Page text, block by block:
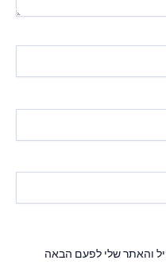
והאתר שלי לפעם הבאה